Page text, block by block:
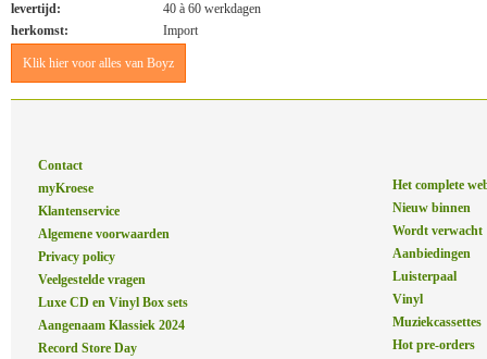
levertijd:
40 à 60 werkdagen
herkomst:
Import
Klik hier voor alles van Boyz
Contact
myKroese
Klantenservice
Algemene voorwaarden
Privacy policy
Veelgestelde vragen
Luxe CD en Vinyl Box sets
Aangenaam Klassiek 2024
Record Store Day
Het complete
Nieuw binnen
Wordt verwacht
Aanbiedingen
Luisterpaal
Vinyl
Muziekcassettes
Hot pre-orders